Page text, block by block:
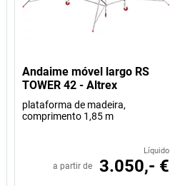
Andaime móvel largo RS
TOWER 42 - Altrex
plataforma de madeira,
comprimento 1,85 m
Líquido
a partir de 3.050,- €